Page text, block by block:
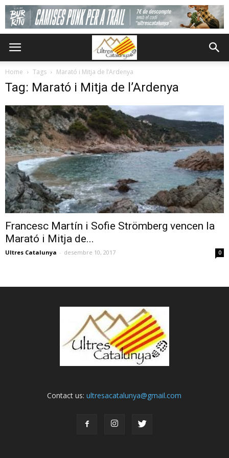
Home Tags Marató i Mitja de l’Ardenya
Tag: Marató i Mitja de l’Ardenya
Francesc Martín i Sofie Strömberg vencen la
Marató i Mitja de...
Ultres Catalunya - desembre 10, 2017 0
Contact us:ultresacatalunya@gmail.com